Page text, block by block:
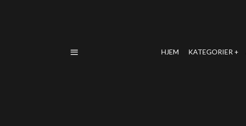
HJEM KATEGORIER